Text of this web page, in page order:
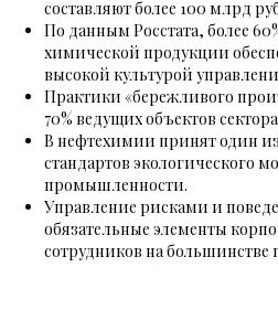
составляют более 100 млрд
По данным Росстата, более
химической продукции
высокой культурой
Практики «бережливого
70% ведущих объектов
В нефтехимии принят один
стандартов экологического
промышленности.
Управление рисками и
обязательные элементы
сотрудников на